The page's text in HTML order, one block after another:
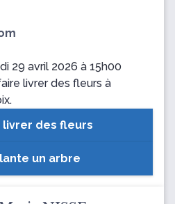
29 avril 2026 à 15h00
livrer des fleurs à
livrer des fleurs
un arbre